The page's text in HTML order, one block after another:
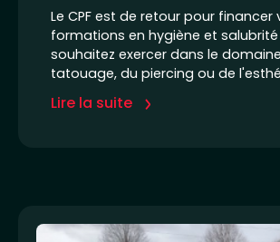
Le CPF est de retour pour financer
formations en hygiène et
souhaitez exercer dans le
tatouage, du piercing ou de
Lire la suite